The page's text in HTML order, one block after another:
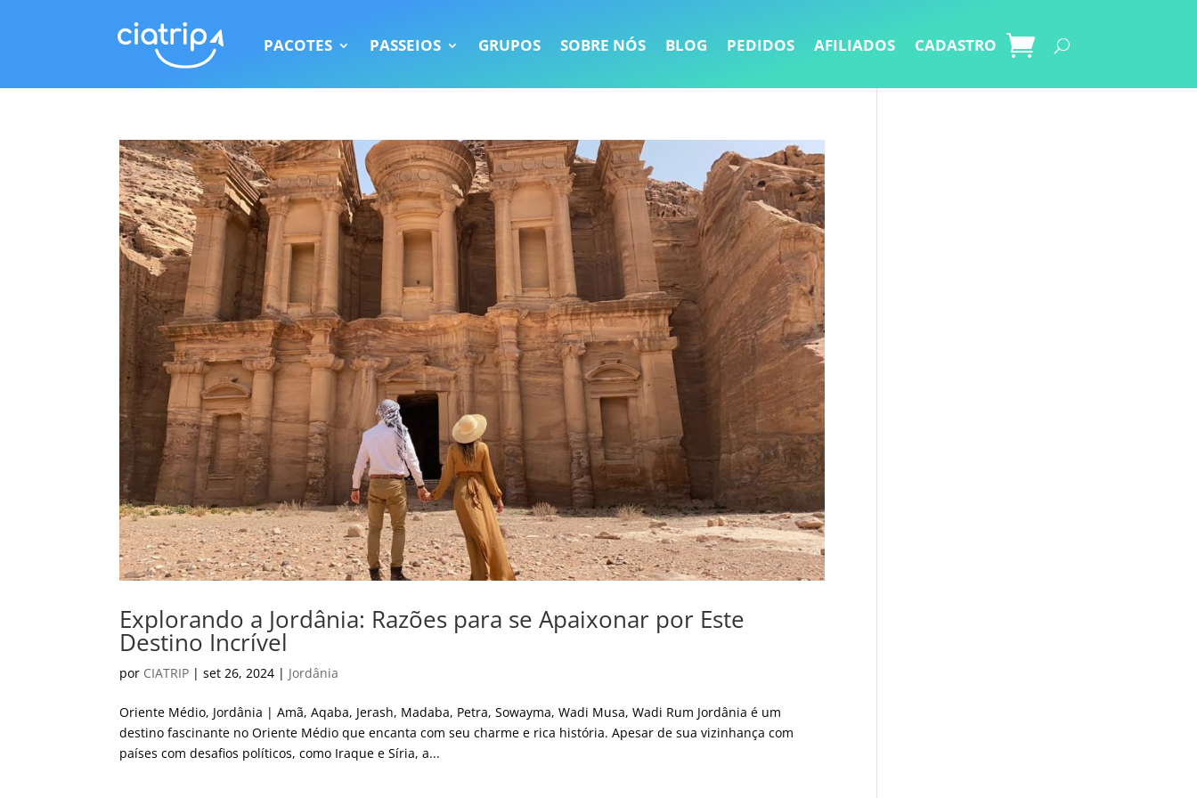
PACOTES PASSEIOS GRUPOS SOBRE NÓS BLOG PEDIDOS AFILIADOS CADASTRO
Explorando a Jordânia: Razões para se Apaixonar por Este
Destino Incrível
por CIATRIP |set 26, 2024 | Jordânia
Oriente Médio, Jordânia | Amã, Aqaba, Jerash, Madaba, Petra, Sowayma, Wadi Musa, Wadi Rum Jordânia é um
destino fascinante no Oriente Médio que encanta com seu charme e rica história. Apesar de sua vizinhança com
países com desafios políticos, como Iraque e Síria, a...